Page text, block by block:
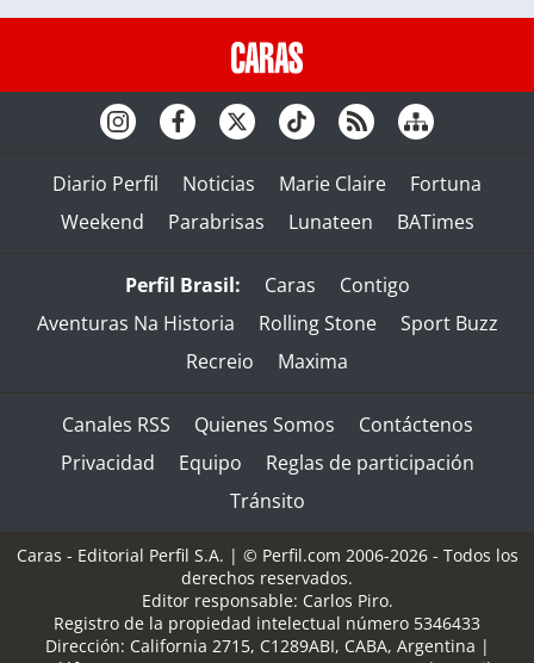
Diario Perfil Noticias Marie Claire
Fortuna
Weekend
Parabrisas Lunateen BATimes
Perfil Brasil: Caras
Contigo
Aventuras Na Historia
Rolling Stone
Sport Buzz
Recreio
Maxima
Canales RSS Quienes Somos
Contáctenos
Privacidad
Equipo
Reglas de participación
Tránsito
Caras - Editorial Perfil S.A. | © Perfil.com 2006-2026 - Todos los
derechos reservados.
Editor responsable: Carlos Piro.
Registro de la propiedad intelectual número 5346433
Dirección: California 2715, C1289ABI, CABA, Argentina |